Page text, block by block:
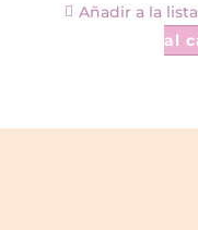
Añadir a la
al